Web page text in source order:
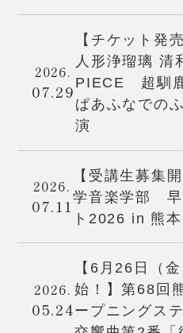
2026.
07.29
【チケット発
人形浄瑠璃 清
PIECE 超馴
ぱあふなでの
演
2026.
07.11
【受講生募集
学音楽学部 早
ト2026 in 熊
2026.
05.24
【6月26日（
始！】第68回
ープニングス